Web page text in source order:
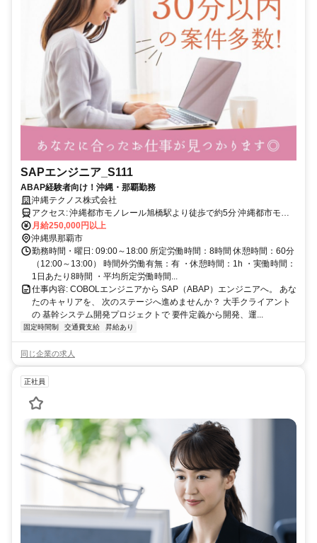
SAPエンジニア_S111
ABAP経験者向け！沖縄・那覇勤務
沖縄テクノス株式会社
アクセス: 沖縄都市モノレール旭橋駅より徒歩で約5分 沖縄都市モノ
レール県庁前駅より徒歩で約1分 沖縄都市モノレール壺川駅より徒歩
で約1分
月給250,000円以上
沖縄県那覇市
勤務時間・曜日: 09:00～18:00 所定労働時間：8時間 休憩時間：60分
（12:00～13:00） 時間外労働有無：有 ・休憩時間：1h ・実働時間：
1日あたり8時間 ・平均所定労働時間...
仕事内容: COBOLエンジニアから SAP（ABAP）エンジニアへ。 あな
たのキャリアを、 次のステージへ進めませんか？ 大手クライアント
の 基幹システム開発プロジェクトで 要件定義から開発、運...
固定時間制 交通費支給 昇給あり
同じ企業の求人
正社員